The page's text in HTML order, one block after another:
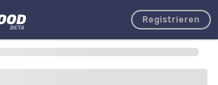
Registrieren